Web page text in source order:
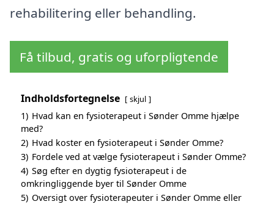
rehabilitering eller behandling.
Få tilbud, gratis og uforpligtende
Indholdsfortegnelse skjul
1) Hvad kan en fysioterapeut i Sønder Omme hjælpe
med?
2) Hvad koster en fysioterapeut i Sønder Omme?
3) Fordele ved at vælge fysioterapeut i Sønder Omme?
4) Søg efter en dygtig fysioterapeut i de
omkringliggende byer til Sønder Omme
5) Oversigt over fysioterapeuter i Sønder Omme eller